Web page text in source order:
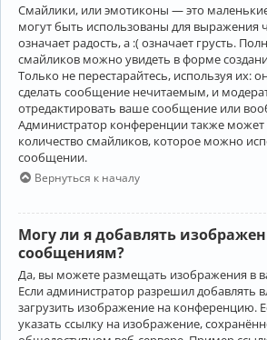
Смайлики, или эмотиконы — это
могут быть использованы для выражения
означает радость, а :( означает грусть.
смайликов можно увидеть в форме
Только не перестарайтесь, используя их:
сделать сообщение нечитаемым, и
отредактировать ваше сообщение или
Администратор конференции также может
количество смайликов, которое можно
сообщении.
Вернуться к началу
Могу ли я добавлять
сообщениям?
Да, вы можете размещать изображения в
Если администратор разрешил добавлять
загрузить изображение на конференцию.
указать ссылку на изображение,